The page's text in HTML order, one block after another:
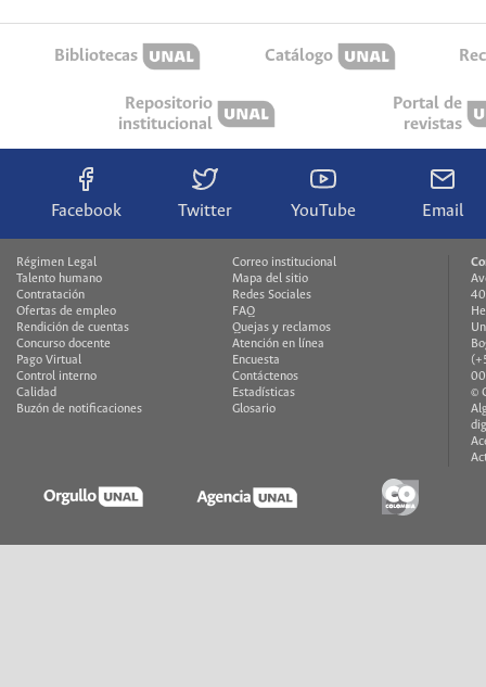
Bibliotecas Catálogo
Repositorio
institucional
Portal de
revistas
Facebook Twitter YouTube Email
Régimen Legal
Talento humano
Contratación
Ofertas de empleo
Rendición de cuentas
Concurso docente
Pago Virtual
Control interno
Calidad
Buzón de notificaciones
Correo institucional
Mapa del sitio
Redes Sociales
FAQ
Quejas y reclamos
Atención en línea
Encuesta
Contáctenos
Estadísticas
Glosario
©